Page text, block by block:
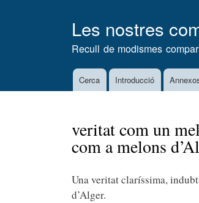
Les nostres
Recull de modismes
MainCerca Introducció
veritat com un
com a melons
Una veritat claríssima,
d’Alger.